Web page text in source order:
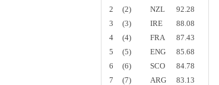
2
(2) NZL
92.28
3
(3) IRE
88.08
4
(4) FRA
87.43
5
(5) ENG
85.68
6
(6) SCO
84.78
7
(7) ARG
83.13